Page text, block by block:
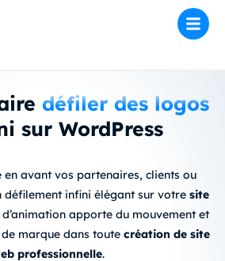
défiler des logos
sur WordPress
en avant vos partenaires, clients ou
défilement infini élégant sur votre site
apporte du mouvement et
marquedans toute création de site
professionnelle.